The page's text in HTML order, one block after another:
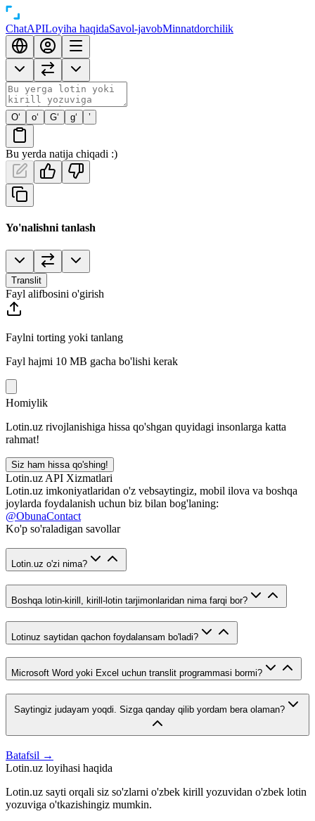
ChatAPILoyiha haqidaSavol-javobMinnatdorchilik
O‘ o‘ G‘ g‘ ’
Bu yerda natija chiqadi :)
Yo'nalishni tanlash
Translit
Fayl alifbosini o'girish
Faylni torting yoki tanlang
Fayl hajmi 10 MB gacha bo'lishi kerak
Homiylik
Lotin.uz rivojlanishiga hissa qo'shgan quyidagi insonlarga katta
rahmat!
Siz ham hissa qo'shing!
Lotin.uz API Xizmatlari
Lotin.uz imkoniyatlaridan o'z vebsaytingiz, mobil ilova va boshqa
joylarda foydalanish uchun biz bilan bog'laning:
@ObunaContact
Ko'p so'raladigan savollar
Lotin.uz o'zi nima?
Boshqa lotin-kirill, kirill-lotin tarjimonlaridan nima farqi bor?
Lotinuz saytidan qachon foydalansam bo'ladi?
Microsoft Word yoki Excel uchun translit programmasi bormi?
Saytingiz judayam yoqdi. Sizga qanday qilib yordam bera olaman?
Batafsil →
Lotin.uz loyihasi haqida
Lotin.uz sayti orqali siz so'zlarni o'zbek kirill yozuvidan o'zbek lotin
yozuviga o'tkazishingiz mumkin.